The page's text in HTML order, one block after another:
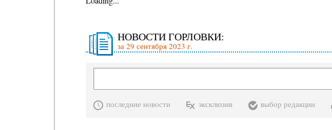
НОВОСТИ ГОРЛОВКИ:
за 29 сентября 2023 г.
последние новости эксклюзив выбор редакции